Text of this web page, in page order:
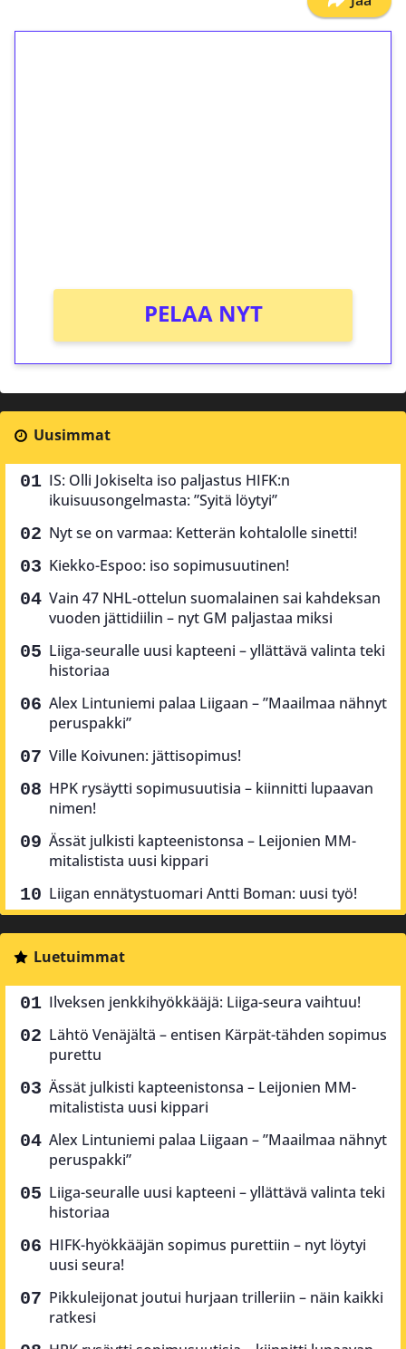
PELAA NYT
Uusimmat
IS: Olli Jokiselta iso paljastus HIFK:n
ikuisuusongelmasta: ”Syitä löytyi”
Nyt se on varmaa: Ketterän kohtalolle sinetti!
Kiekko-Espoo: iso sopimusuutinen!
Vain 47 NHL-ottelun suomalainen sai kahdeksan
vuoden jättidiilin – nyt GM paljastaa miksi
Liiga-seuralle uusi kapteeni – yllättävä valinta teki
historiaa
Alex Lintuniemi palaa Liigaan – ”Maailmaa nähnyt
peruspakki”
Ville Koivunen: jättisopimus!
HPK rysäytti sopimusuutisia – kiinnitti lupaavan
nimen!
Ässät julkisti kapteenistonsa – Leijonien MM-
mitalistista uusi kippari
Liigan ennätystuomari Antti Boman: uusi työ!
Luetuimmat
Ilveksen jenkkihyökkääjä: Liiga-seura vaihtuu!
Lähtö Venäjältä – entisen Kärpät-tähden sopimus
purettu
Ässät julkisti kapteenistonsa – Leijonien MM-
mitalistista uusi kippari
Alex Lintuniemi palaa Liigaan – ”Maailmaa nähnyt
peruspakki”
Liiga-seuralle uusi kapteeni – yllättävä valinta teki
historiaa
HIFK-hyökkääjän sopimus purettiin – nyt löytyi
uusi seura!
Pikkuleijonat joutui hurjaan trilleriin – näin kaikki
ratkesi